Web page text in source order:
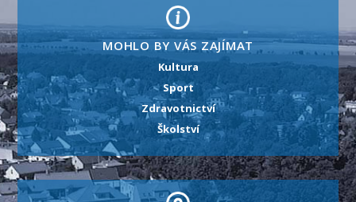
MOHLO BY VÁS ZAJÍMAT
Kultura
Sport
Zdravotnictví
Školství